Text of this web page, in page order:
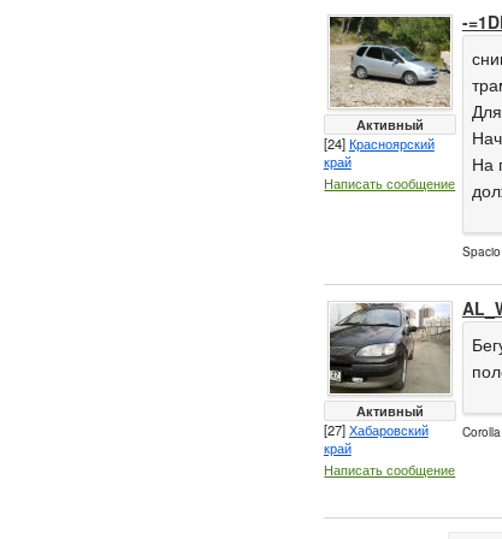
Активный
[24]Красноярский
край
Написать сообщение
-
На
Активный
[27]Хабаровский
край
Написать сообщение